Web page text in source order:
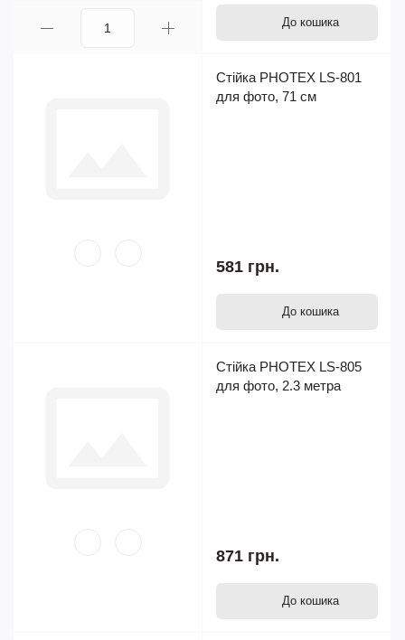
До кошика
Стійка PHOTEX LS-801
для фото, 71 см
581 грн.
До кошика
Стійка PHOTEX LS-805
для фото, 2.3 метра
871 грн.
До кошика